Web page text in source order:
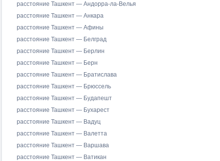
расстояние Ташкент — Андорра-ла-Велья
расстояние Ташкент — Анкара
расстояние Ташкент — Афины
расстояние Ташкент — Белград
расстояние Ташкент — Берлин
расстояние Ташкент — Берн
расстояние Ташкент — Братислава
расстояние Ташкент — Брюссель
расстояние Ташкент — Будапешт
расстояние Ташкент — Бухарест
расстояние Ташкент — Вадуц
расстояние Ташкент — Валетта
расстояние Ташкент — Варшава
расстояние Ташкент — Ватикан